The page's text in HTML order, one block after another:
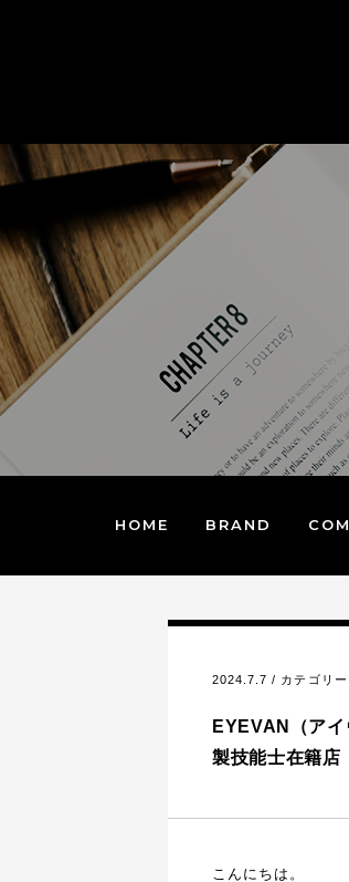
HOME BRAND
2024.7.7 / カテゴリー
EYEVAN（ア
製技能士在籍店
こんにちは。